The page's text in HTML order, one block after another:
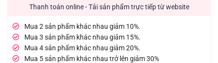
Thanh toán online - Tải sản phẩm trực tiếp từ website
Mua 2 sản phẩm khác nhau giảm 10%.
Mua 3 sản phẩm khác nhau giảm 15%.
Mua 4 sản phẩm khác nhau giảm 20%.
Mua 5 sản phẩm khác nhau trở lên giảm 30%